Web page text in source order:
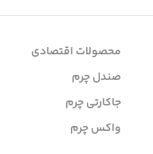
محصولات اقتصادی
صندل چرم
جاکارتی چرم
واکس چرم